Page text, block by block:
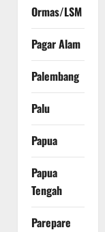
Ormas/LSM
Pagar Alam
Palembang
Palu
Papua
Papua
Tengah
Parepare